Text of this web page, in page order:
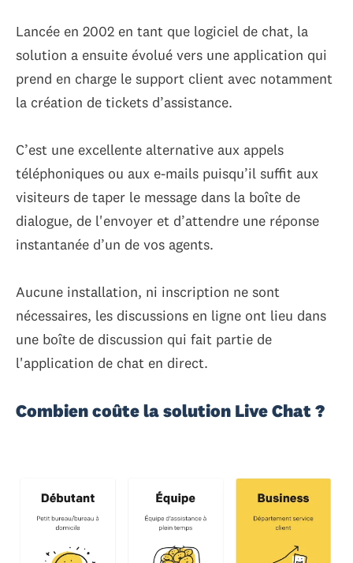
Lancée en 2002 en tant que logiciel de chat, la
solution a ensuite évolué vers une application qui
prend en charge le support client avec notamment
la création de tickets d’assistance.
C’est une excellente alternative aux appels
téléphoniques ou aux e-mails puisqu’il suffit aux
visiteurs de taper le message dans la boîte de
dialogue, de l'envoyer et d’attendre une réponse
instantanée d’un de vos agents.
Aucune installation, ni inscription ne sont
nécessaires, les discussions en ligne ont lieu dans
une boîte de discussion qui fait partie de
l'application de chat en direct.
Combien coûte la solution Live Chat ?